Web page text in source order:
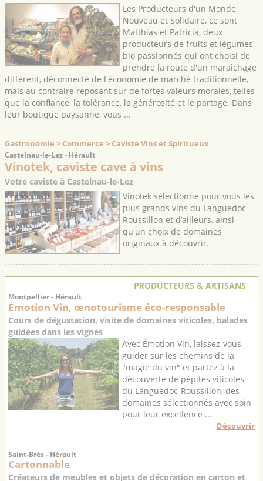
Les Producteurs d'un Monde
Nouveau et Solidaire, ce sont
Matthias et Patricia, deux
producteurs de fruits et légumes
bio passionnés qui ont choisi de
prendre la route d'un maraîchage
différent, déconnecté de l'économie de marché traditionnelle,
mais au contraire reposant sur de fortes valeurs morales, telles
que la confiance, la tolérance, la générosité et le partage. Dans
leur boutique paysanne, vous ...
Gastronomie > Commerce > Caviste Vins et Spiritueux
Castelnau-le-Lez - Hérault
Vinotek, caviste cave à vins
Votre caviste à Castelnau-le-Lez
Vinotek sélectionne pour vous les
plus grands vins du Languedoc-
Roussillon et d’ailleurs, ainsi
qu'un choix de domaines
originaux à découvrir.
PRODUCTEURS & ARTISANS
Montpellier - Hérault
Émotion Vin, œnotourisme éco-responsable
Cours de dégustation, visite de domaines viticoles, balades
guidées dans les vignes
Avec Émotion Vin, laissez-vous
guider sur les chemins de la
"magie du vin" et partez à la
découverte de pépites viticoles
du Languedoc-Roussillon, des
domaines sélectionnés avec soin
pour leur excellence ...
Découvrir
Saint-Brès - Hérault
Cartonnable
Créateurs de meubles et objets de décoration en carton et